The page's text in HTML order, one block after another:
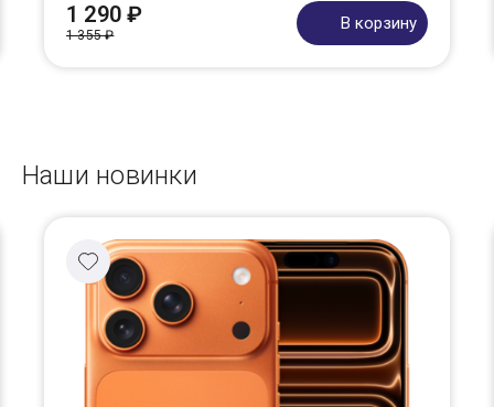
1 290 ₽
1 355 ₽
В корзину
Наши новинки